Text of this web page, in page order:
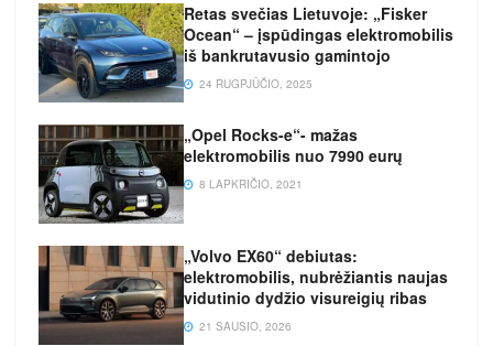
Retas svečias Lietuvoje: „Fisker
Ocean“ – įspūdingas elektromobilis
iš bankrutavusio gamintojo
24 RUGPJŪČIO, 2025
„Opel Rocks-e“- mažas
elektromobilis nuo 7990 eurų
8 LAPKRIČIO, 2021
„Volvo EX60“ debiutas:
elektromobilis, nubrėžiantis naujas
vidutinio dydžio visureigių ribas
21 SAUSIO, 2026